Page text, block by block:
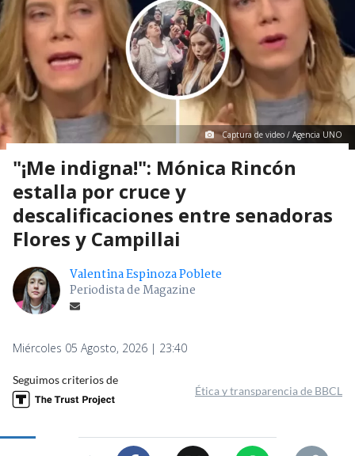
Captura de video / Agencia UNO
"¡Me indigna!": Mónica Rincón
estalla por cruce y
descalificaciones entre senadoras
Flores y Campillai
Valentina Espinoza Poblete
Periodista de Magazine
Miércoles 05 Agosto, 2026 | 23:40
Seguimos criterios de
Ética y transparencia de BBCL